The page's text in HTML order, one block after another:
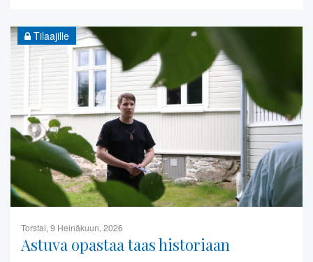
Tilaajille
Torstai, 9 Heinäkuun, 2026
Astuva opastaa taas historiaan